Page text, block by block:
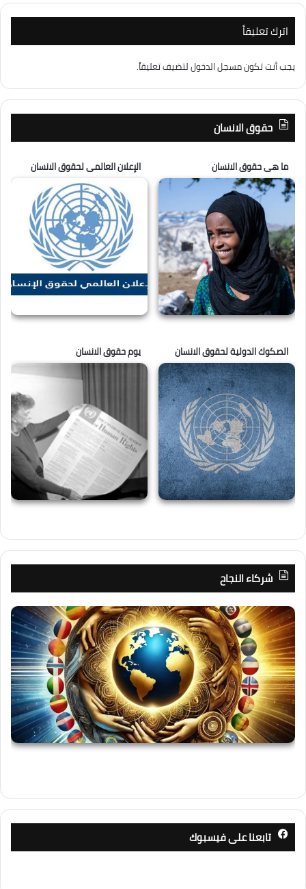
اترك تعليقاً
يجب أنت تكونمسجل الدخوللتضيف تعليقاً.
حقوق الانسان
ما هى حقوق الانسان الإعلان العالمى لحقوق الانسان
الصكوك الدولية لحقوق الانسان يوم حقوق الانسان
شركاء النجاح
تابعنا على فيسبوك